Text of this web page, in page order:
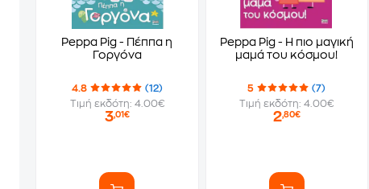
Peppa Pig - Πέππα η
Γοργόνα
4.8
(12)
Τιμή εκδότη: 4.00€
3,01€
Peppa Pig - Η πιο μαγική
μαμά του κόσμου!
5
(7)
Τιμή εκδότη: 4.00€
2,80€